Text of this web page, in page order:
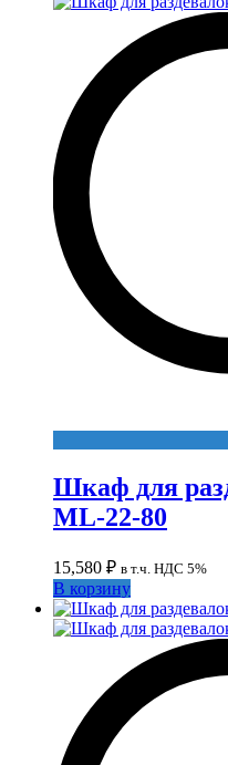
Шкаф для
ML-22-80
15,580 ₽ в т.ч. НДС 5%
В корзину